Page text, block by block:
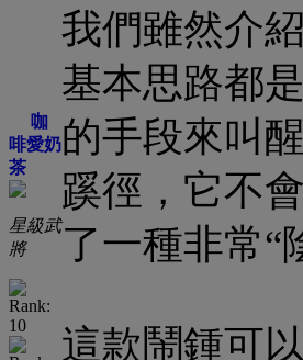
咖
啡愛奶
茶
星級武
將
我們雖然介
基本思路都
的手段來叫
蹊徑，它不
了一種非常“
這款鬧鍾可